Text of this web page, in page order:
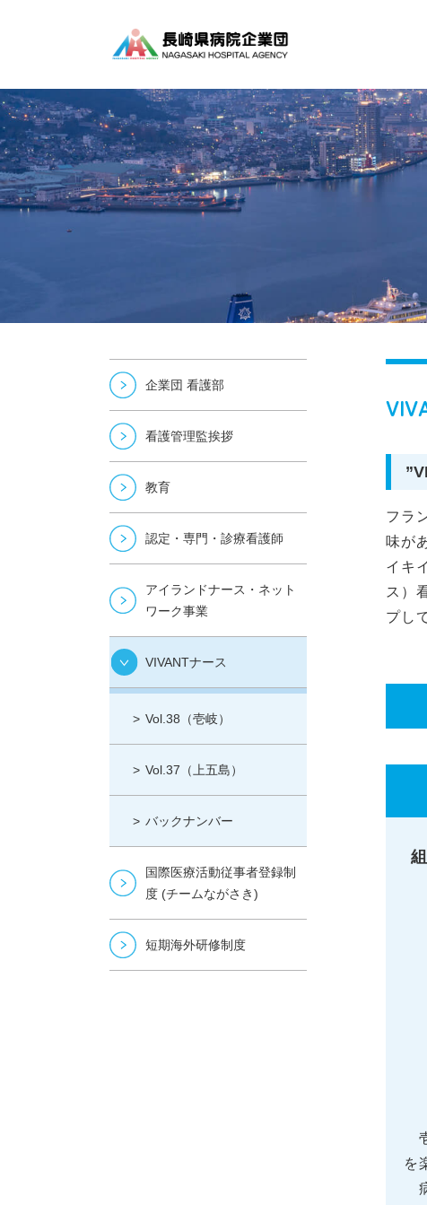
フラ
味が
イキ
ス）
プし
を
企業団 看護部
看護管理監挨拶
教育
認定・専門・診療看護師
アイランドナース・ネット
ワーク事業
VIVANTナース
Vol.38（壱岐）
Vol.37（上五島）
バックナンバー
国際医療活動従事者登録制
度 (チームながさき)
短期海外研修制度